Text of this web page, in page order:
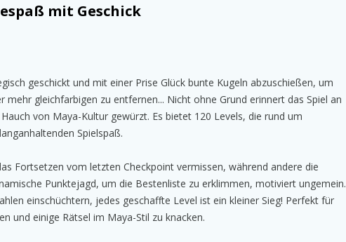
mit Geschick
geschickt und mit einer Prise Glück bunte Kugeln abzuschießen, um
gleichfarbigen zu entfernen... Nicht ohne Grund erinnert das Spiel an
von Maya-Kultur gewürzt. Es bietet 120 Levels, die rund um
Spielspaß.
Fortsetzen vom letzten Checkpoint vermissen, während andere die
Punktejagd, um die Bestenliste zu erklimmen, motiviert ungemein.
einschüchtern, jedes geschaffte Level ist ein kleiner Sieg! Perfekt für
und einige Rätsel im Maya-Stil zu knacken.